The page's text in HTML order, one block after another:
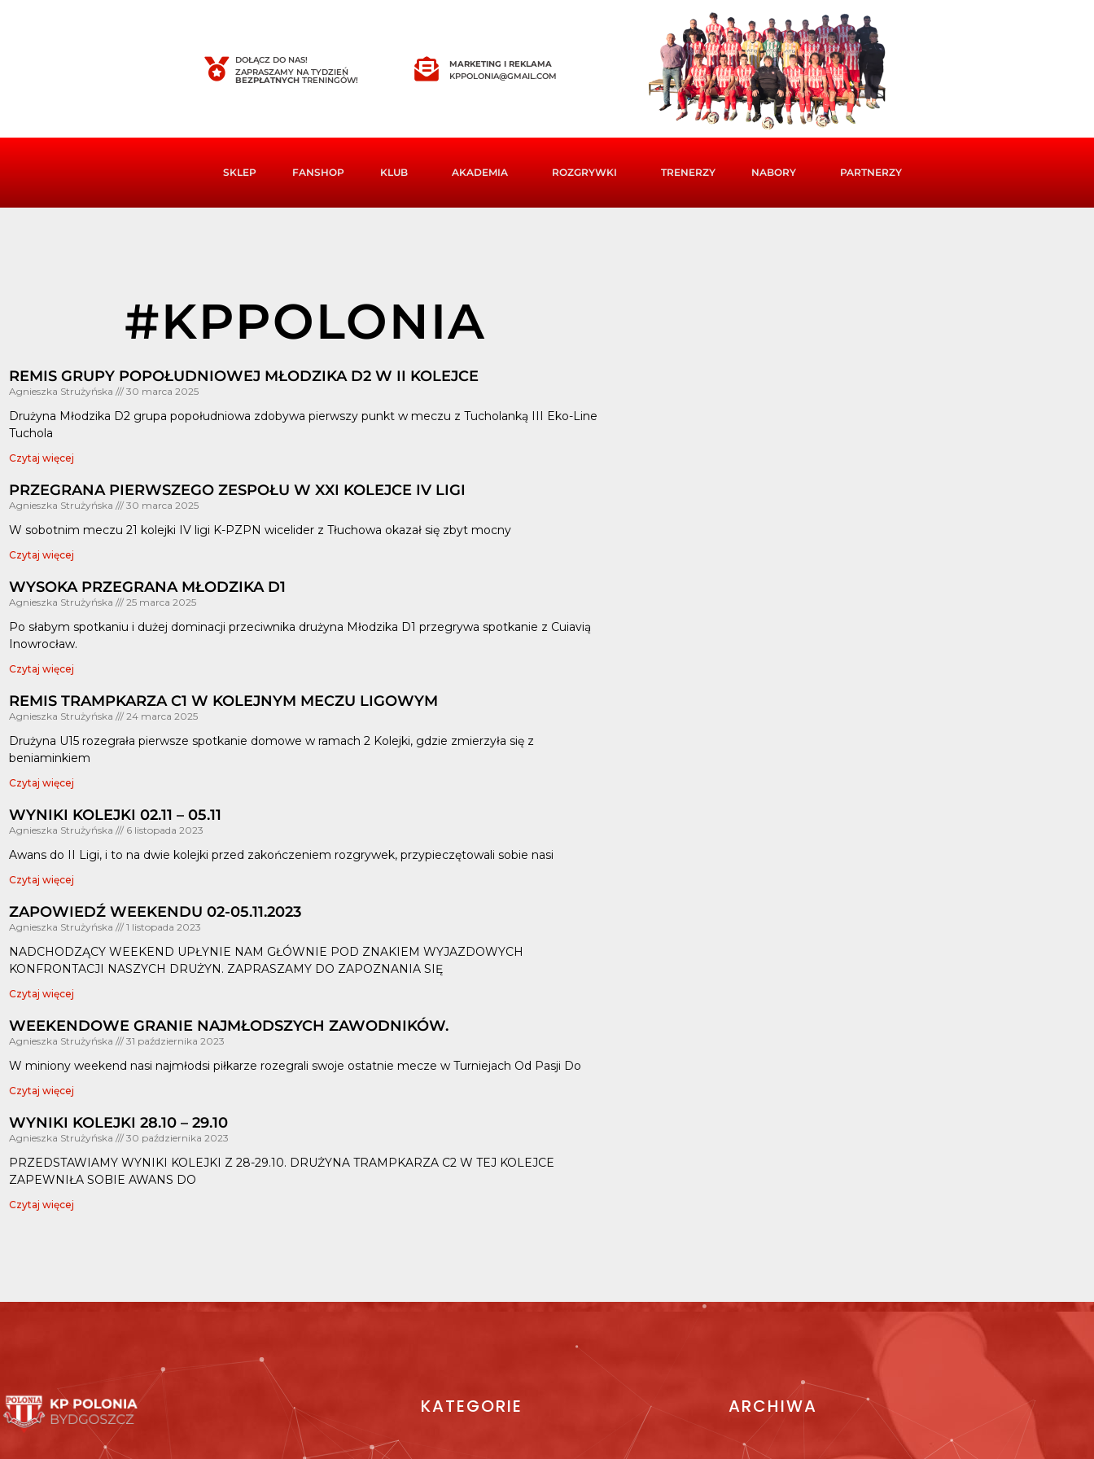
DOŁĄCZ DO NAS!
ZAPRASZAMY NA TYDZIEŃ
BEZPŁATNYCH TRENINGÓW!
MARKETING I REKLAMA
KPPOLONIA@GMAIL.COM
SKLEP FANSHOP KLUB AKADEMIA ROZGRYWKI TRENERZY NABORY PARTNERZY
#KPPOLONIA
REMIS GRUPY POPOŁUDNIOWEJ MŁODZIKA D2 W II KOLEJCE
Agnieszka Strużyńska 30 marca 2025
Drużyna Młodzika D2 grupa popołudniowa zdobywa pierwszy punkt w meczu z Tucholanką III Eko-Line
Tuchola
Czytaj więcej
PRZEGRANA PIERWSZEGO ZESPOŁU W XXI KOLEJCE IV LIGI
Agnieszka Strużyńska 30 marca 2025
W sobotnim meczu 21 kolejki IV ligi K-PZPN wicelider z Tłuchowa okazał się zbyt mocny
Czytaj więcej
WYSOKA PRZEGRANA MŁODZIKA D1
Agnieszka Strużyńska 25 marca 2025
Po słabym spotkaniu i dużej dominacji przeciwnika drużyna Młodzika D1 przegrywa spotkanie z Cuiavią
Inowrocław.
Czytaj więcej
REMIS TRAMPKARZA C1 W KOLEJNYM MECZU LIGOWYM
Agnieszka Strużyńska 24 marca 2025
Drużyna U15 rozegrała pierwsze spotkanie domowe w ramach 2 Kolejki, gdzie zmierzyła się z
beniaminkiem
Czytaj więcej
WYNIKI KOLEJKI 02.11 – 05.11
Agnieszka Strużyńska 6 listopada 2023
Awans do II Ligi, i to na dwie kolejki przed zakończeniem rozgrywek, przypieczętowali sobie nasi
Czytaj więcej
ZAPOWIEDŹ WEEKENDU 02-05.11.2023
Agnieszka Strużyńska 1 listopada 2023
NADCHODZĄCY WEEKEND UPŁYNIE NAM GŁÓWNIE POD ZNAKIEM WYJAZDOWYCH
KONFRONTACJI NASZYCH DRUŻYN. ZAPRASZAMY DO ZAPOZNANIA SIĘ
Czytaj więcej
WEEKENDOWE GRANIE NAJMŁODSZYCH ZAWODNIKÓW.
Agnieszka Strużyńska 31 października 2023
W miniony weekend nasi najmłodsi piłkarze rozegrali swoje ostatnie mecze w Turniejach Od Pasji Do
Czytaj więcej
WYNIKI KOLEJKI 28.10 – 29.10
Agnieszka Strużyńska 30 października 2023
PRZEDSTAWIAMY WYNIKI KOLEJKI Z 28-29.10. DRUŻYNA TRAMPKARZA C2 W TEJ KOLEJCE
ZAPEWNIŁA SOBIE AWANS DO
Czytaj więcej
KATEGORIE ARCHIWA